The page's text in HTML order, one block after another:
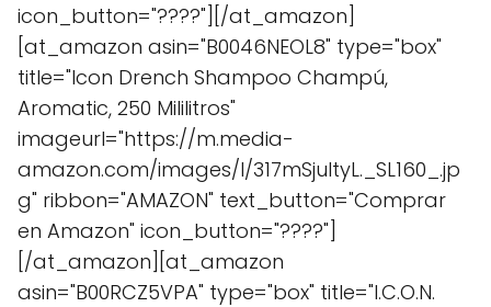
icon_button="????"][/at_amazon]
[at_amazon asin="B0046NEOL8" type="box"
title="Icon Drench Shampoo Champú,
Aromatic, 250 Mililitros"
imageurl="https://m.media-
amazon.com/images/I/317mSjultyL._SL160_.jp
g" ribbon="AMAZON" text_button="Comprar
en Amazon" icon_button="????"]
[/at_amazon][at_amazon
asin="B00RCZ5VPA" type="box" title="I.C.O.N.